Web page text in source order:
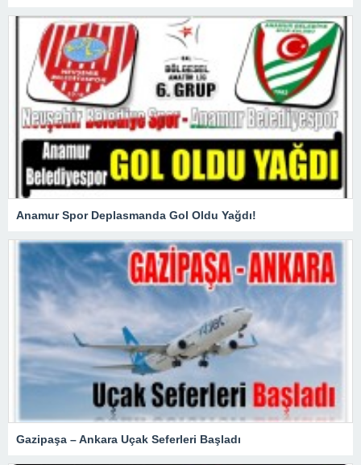
Anamur Spor Deplasmanda Gol Oldu Yağdı!
Gazipaşa – Ankara Uçak Seferleri Başladı